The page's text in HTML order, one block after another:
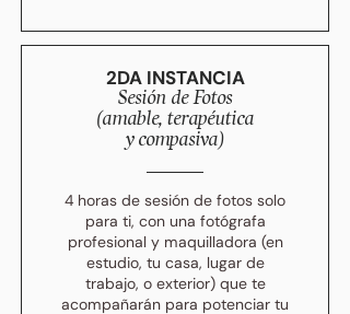
2DA INSTANCIA
Sesión de Fotos
(amable, terapéutica
y compasiva)
4 horas de sesión de fotos solo
para ti, con una fotógrafa
profesional y maquilladora (en
estudio, tu casa, lugar de
trabajo, o exterior) que te
acompañarán para potenciar tu